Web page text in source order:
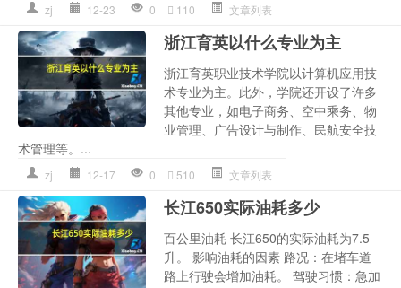
zj 12-23 0 110 文章列表
浙江育英以什么专业为主
浙江育英职业技术学院以计算机应用技
术专业为主。此外，学院还开设了许多
其他专业，如电子商务、空中乘务、物
业管理、广告设计与制作、民航安全技
术管理等。...
zj 12-17 0 510 文章列表
长江650实际油耗多少
百公里油耗 长江650的实际油耗为7.5
升。 影响油耗的因素 路况：在堵车道
路上行驶会增加油耗。 驾驶习惯：急加